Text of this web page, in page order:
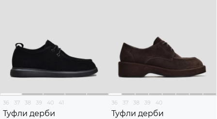
36 37 38 39 40 41
Туфли дерби
36 37 38 39 40
Туфли дерби